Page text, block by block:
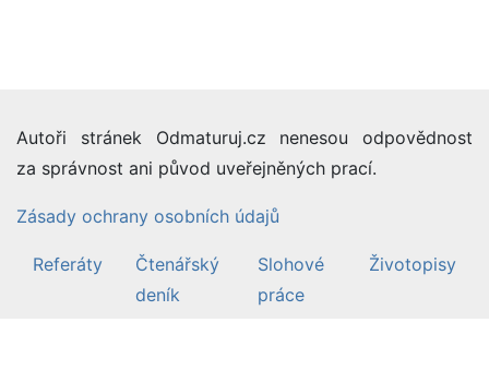
Autoři stránek Odmaturuj.cz nenesou odpovědnost
za správnost ani původ uveřejněných prací.
Zásady ochrany osobních údajů
Referáty
Čtenářský
deník
Slohové
práce
Životopisy